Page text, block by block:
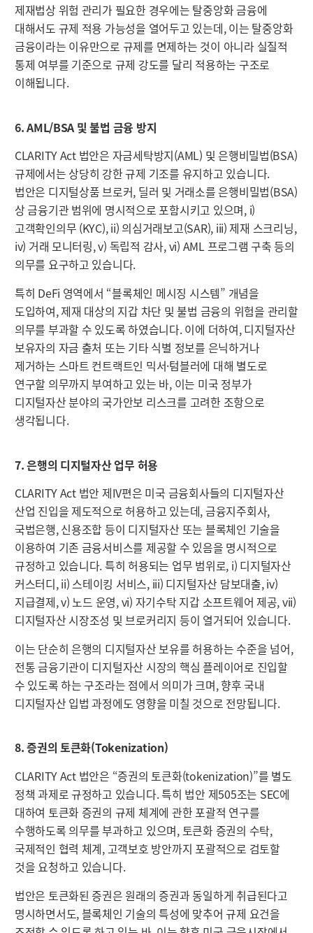
제재법상 위험 관리가 필요한 경우에는 탈중앙화 금융에
대해서도 규제 적용 가능성을 열어두고 있는데, 이는 탈중앙화
금융이라는 이유만으로 규제를 면제하는 것이 아니라 실질적
통제 여부를 기준으로 규제 강도를 달리 적용하는 구조로
이해됩니다.
6. AML/BSA 및 불법 금융 방지
CLARITY Act 법안은 자금세탁방지(AML) 및 은행비밀법(BSA)
규제에서는 상당히 강한 규제 기조를 유지하고 있습니다.
법안은 디지털상품 브로커, 딜러 및 거래소를 은행비밀법(BSA)
상 금융기관 범위에 명시적으로 포함시키고 있으며, i)
고객확인의무 (KYC), ii) 의심거래보고(SAR), iii) 제재 스크리닝,
iv) 거래 모니터링, v) 독립적 감사, vi) AML 프로그램 구축 등의
의무를 요구하고 있습니다.
특히 DeFi 영역에서 “블록체인 메시징 시스템” 개념을
도입하여, 제재 대상의 지갑 차단 및 불법 금융의 위험을 관리할
의무를 부과할 수 있도록 하였습니다. 이에 더하여, 디지털자산
보유자의 자금 출처 또는 기타 식별 정보를 은닉하거나
제거하는 스마트 컨트랙트인 믹서·텀블러에 대해 별도로
연구할 의무까지 부여하고 있는 바, 이는 미국 정부가
디지털자산 분야의 국가안보 리스크를 고려한 조항으로
생각됩니다.
7. 은행의 디지털자산 업무 허용
CLARITY Act 법안 제IV편은 미국 금융회사들의 디지털자산
산업 진입을 제도적으로 허용하고 있는데, 금융지주회사,
국법은행, 신용조합 등이 디지털자산 또는 블록체인 기술을
이용하여 기존 금융서비스를 제공할 수 있음을 명시적으로
규정하고 있습니다. 특히 허용되는 업무 범위로, i) 디지털자산
커스터디, ii) 스테이킹 서비스, iii) 디지털자산 담보대출, iv)
지급결제, v) 노드 운영, vi) 자기수탁 지갑 소프트웨어 제공, vii)
디지털자산 시장조성 및 브로커리지 등이 열거되어 있습니다.
이는 단순히 은행의 디지털자산 보유를 허용하는 수준을 넘어,
전통 금융기관이 디지털자산 시장의 핵심 플레이어로 진입할
수 있도록 하는 구조라는 점에서 의미가 크며, 향후 국내
디지털자산 입법 과정에도 영향을 미칠 것으로 전망됩니다.
8. 증권의 토큰화(Tokenization)
CLARITY Act 법안은 “증권의 토큰화(tokenization)”를 별도
정책 과제로 규정하고 있습니다. 특히 법안 제505조는 SEC에
대하여 토큰화 증권의 규제 체계에 관한 포괄적 연구를
수행하도록 의무를 부과하고 있으며, 토큰화 증권의 수탁,
국제적인 협력 체계, 고객보호 방안까지 포괄적으로 검토할
것을 요청하고 있습니다.
법안은 토큰화된 증권은 원래의 증권과 동일하게 취급된다고
명시하면서도, 블록체인 기술의 특성에 맞추어 규제 요건을